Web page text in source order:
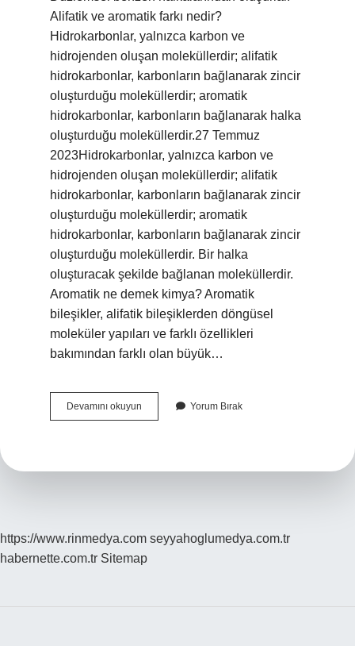
Alifatik ve aromatik farkı nedir?
Hidrokarbonlar, yalnızca karbon ve
hidrojenden oluşan moleküllerdir; alifatik
hidrokarbonlar, karbonların bağlanarak zincir
oluşturduğu moleküllerdir; aromatik
hidrokarbonlar, karbonların bağlanarak halka
oluşturduğu moleküllerdir.27 Temmuz
2023Hidrokarbonlar, yalnızca karbon ve
hidrojenden oluşan moleküllerdir; alifatik
hidrokarbonlar, karbonların bağlanarak zincir
oluşturduğu moleküllerdir; aromatik
hidrokarbonlar, karbonların bağlanarak zincir
oluşturduğu moleküllerdir. Bir halka
oluşturacak şekilde bağlanan moleküllerdir.
Aromatik ne demek kimya? Aromatik
bileşikler, alifatik bileşiklerden döngüsel
moleküler yapıları ve farklı özellikleri
bakımından farklı olan büyük…
Devamını okuyun Aromatik
Hidrokarbon
Yorum Bırak
https://www.rinmedya.com seyyahoglumedya.com.tr
habernette.com.tr Sitemap